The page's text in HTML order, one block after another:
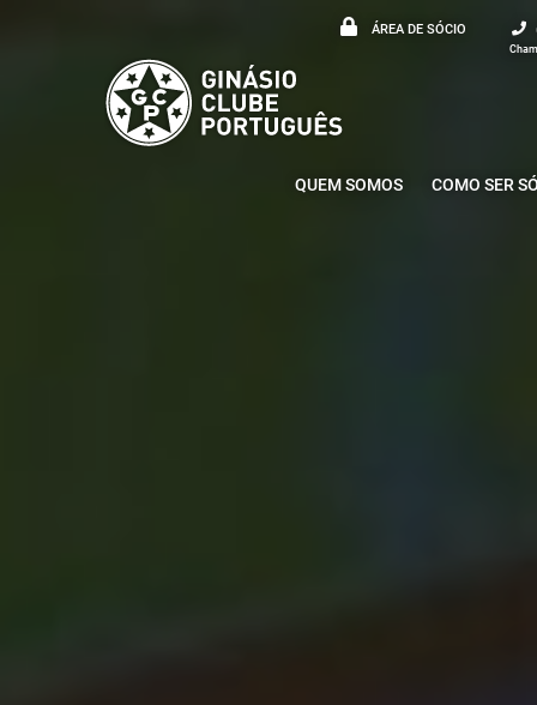
ÁREA DE SÓCIO
QUEM SOMOS COMO SER